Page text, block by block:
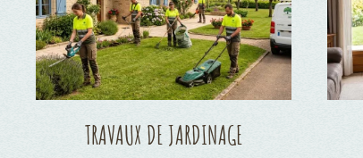
TRAVAUX DE JARDINAGE